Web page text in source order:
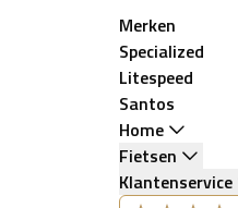
Merken
Specialized
Litespeed
Santos
Home
Fietsen
Klantenservice